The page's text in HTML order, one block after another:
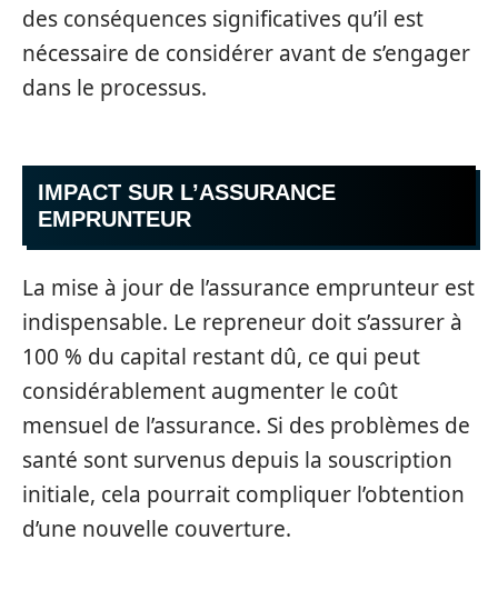
des conséquences significatives qu’il est
nécessaire de considérer avant de s’engager
dans le processus.
IMPACT SUR L’ASSURANCE
EMPRUNTEUR
La mise à jour de l’assurance emprunteur est
indispensable. Le repreneur doit s’assurer à
100 % du capital restant dû, ce qui peut
considérablement augmenter le coût
mensuel de l’assurance. Si des problèmes de
santé sont survenus depuis la souscription
initiale, cela pourrait compliquer l’obtention
d’une nouvelle couverture.